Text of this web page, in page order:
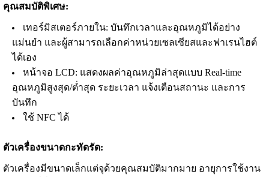
คุณสมบัติพิเศษ:
เทอร์มิสเตอร์ภายใน: บันทึกเวลาและอุณหภูมิได้อย่าง
แม่นยำ และผู้สามารถเลือกค่าหน่วยเซลเซียสและฟาเรนไฮต์
ได้เอง
หน้าจอ LCD: แสดงผลค่าอุณหภูมิล่าสุดแบบ Real-time
อุณหภูมิสูงสุด/ต่ำสุด ระยะเวลา แจ้งเตือนสถานะ และการ
บันทึก
ใช้ NFC ได้
ตัวเครื่องขนาดกะทัดรัด:
ตัวเครื่องมีขนาดเล็กแต่จุด้วยคุณสมบัติมากมาย อายุการใช้งาน